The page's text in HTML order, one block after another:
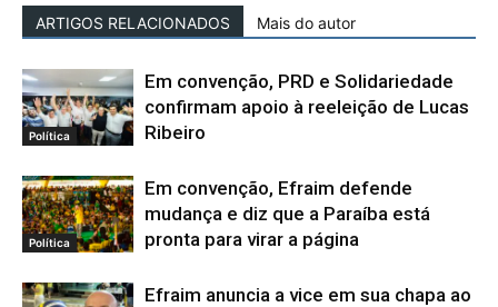
ARTIGOS RELACIONADOS Mais do autor
Política
Em convenção, PRD e Solidariedade
confirmam apoio à reeleição de Lucas
Ribeiro
Política
Em convenção, Efraim defende
mudança e diz que a Paraíba está
pronta para virar a página
Efraim anuncia a vice em sua chapa ao